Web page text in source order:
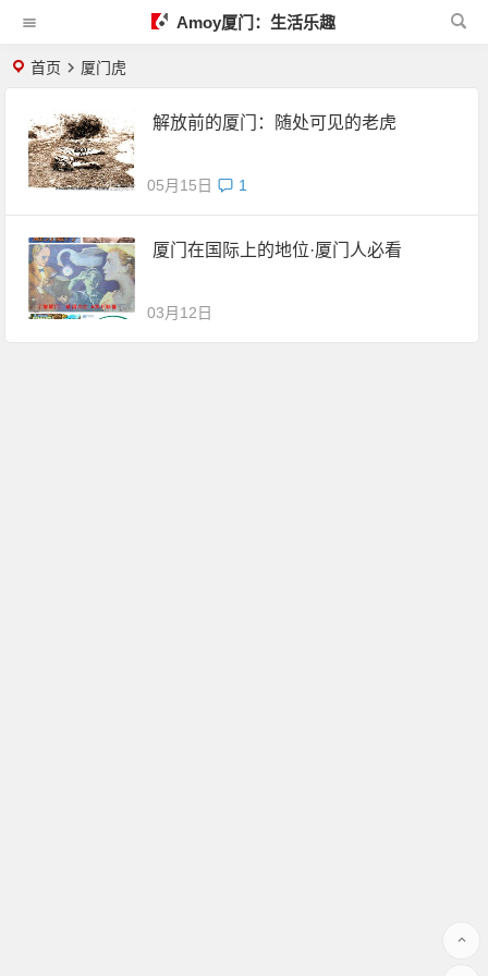
Amoy厦门：生活乐趣
首页 厦门虎
解放前的厦门：随处可见的老虎
05月15日 1
厦门在国际上的地位·厦门人必看
03月12日